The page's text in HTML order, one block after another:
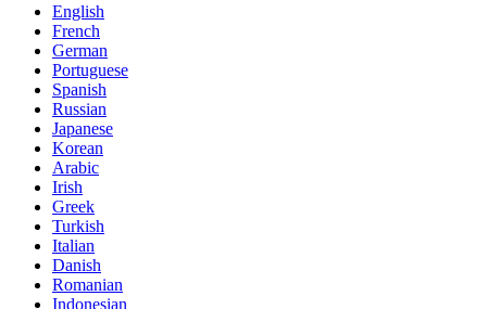
English
French
German
Portuguese
Spanish
Russian
Japanese
Korean
Arabic
Irish
Greek
Turkish
Italian
Danish
Romanian
Indonesian